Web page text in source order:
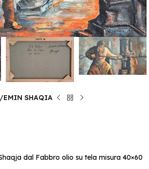
EMIN SHAQIA
dal Fabbro olio su tela misura 40×60